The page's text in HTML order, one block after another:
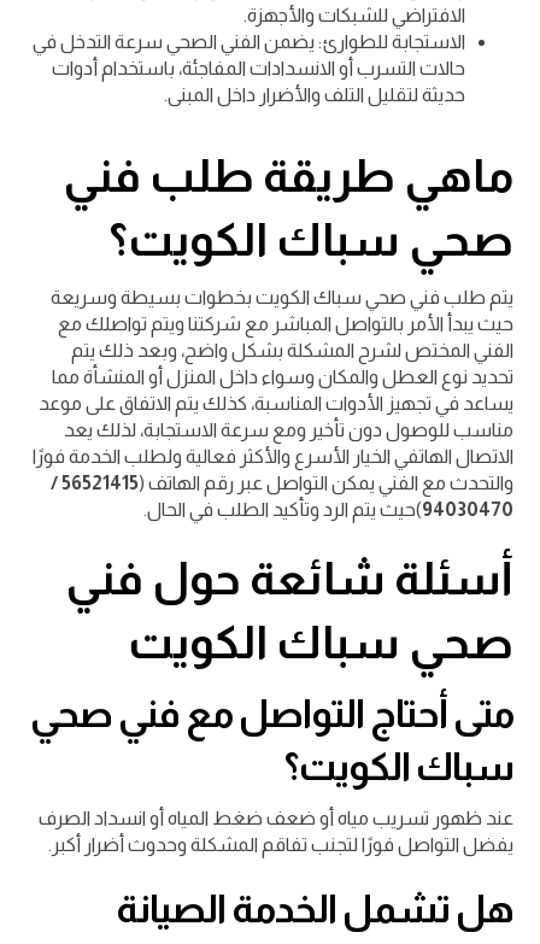
الافتراضي للشبكات والأجهزة.
الاستجابة للطوارئ: يضمن الفني الصحي سرعة التدخل في
حالات التسرب أو الانسدادات المفاجئة، باستخدام أدوات
حديثة لتقليل التلف والأضرار داخل المبنى.
ماهي طريقة طلب فني
صحي سباك الكويت؟
يتم طلب فني صحي سباك الكويت بخطوات بسيطة وسريعة
حيث يبدأ الأمر بالتواصل المباشر مع شركتنا ويتم تواصلك مع
الفني المختص لشرح المشكلة بشكل واضح، وبعد ذلك يتم
تحديد نوع العطل والمكان وسواء داخل المنزل أو المنشأة مما
يساعد في تجهيز الأدوات المناسبة، كذلك يتم الاتفاق على موعد
مناسب للوصول دون تأخير ومع سرعة الاستجابة، لذلك يعد
الاتصال الهاتفي الخيار الأسرع والأكثر فعالية ولطلب الخدمة فورًا
والتحدث مع الفني يمكن التواصل عبر رقم الهاتف (
56521415 /
94030470)حيث يتم الرد وتأكيد الطلب في الحال.
أسئلة شائعة حول فني
صحي سباك الكويت
متى أحتاج التواصل مع فني صحي
سباك الكويت؟
عند ظهور تسريب مياه أو ضعف ضغط المياه أو انسداد الصرف
يفضل التواصل فورًا لتجنب تفاقم المشكلة وحدوث أضرار أكبر.
هل تشمل الخدمة الصيانة